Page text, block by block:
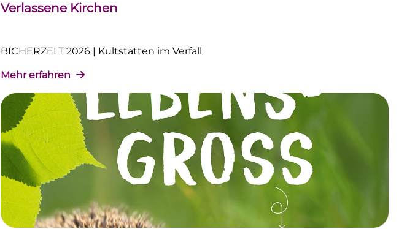
Verlassene Kirchen
BICHERZELT 2026 | Kultstätten im Verfall
Mehr erfahren